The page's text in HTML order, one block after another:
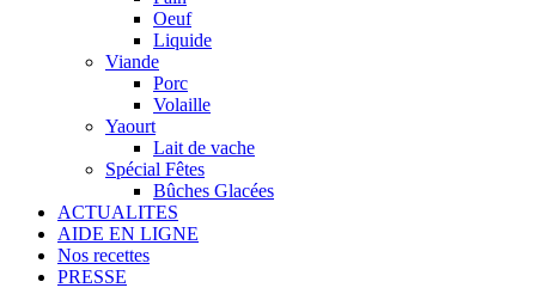
Oeuf
Liquide
Viande
Porc
Volaille
Yaourt
Lait de vache
Spécial Fêtes
Bûches Glacées
ACTUALITES
AIDE EN LIGNE
Nos recettes
PRESSE